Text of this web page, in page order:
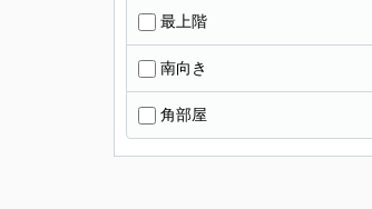
最上階
南向き
角部屋